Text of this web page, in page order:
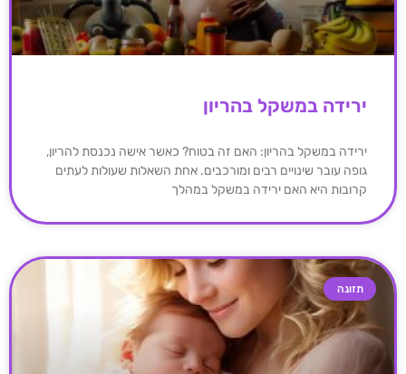
ירידה במשקל בהריון
ירידה במשקל בהריון: האם זה בטוח? כאשר אישה נכנסת להריון,
גופה עובר שינויים רבים ומורכבים. אחת השאלות שעולות לעתים
קרובות היא האם ירידה במשקל במהלך
תזונה